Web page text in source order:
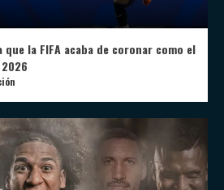
que la FIFA acaba de coronar como el